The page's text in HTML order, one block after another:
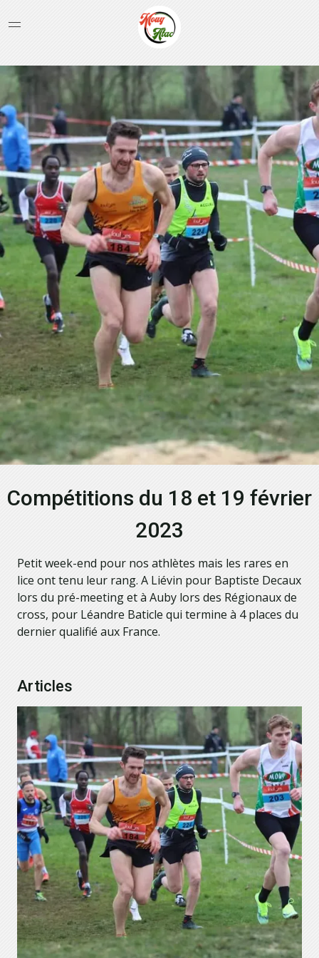
Compétitions du 18 et 19 février
2023
Petit week-end pour nos athlètes mais les rares en
lice ont tenu leur rang. A Liévin pour Baptiste Decaux
lors du pré-meeting et à Auby lors des Régionaux de
cross, pour Léandre Baticle qui termine à 4 places du
dernier qualifié aux France.
Articles